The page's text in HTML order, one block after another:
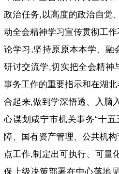
政治任务,以高度的政治自觉
动全会精神学习宣传贯彻工
论学习,坚持原原本本学、融
研讨交流学,切实把全会精神
事务工作的重要指示和在湖
合起来,做到学深悟透、入脑
心谋划咸宁市机关事务“十
障、国有资产管理、公共机
点工作,制定出可执行、可量
保上级决策部署在中心落地